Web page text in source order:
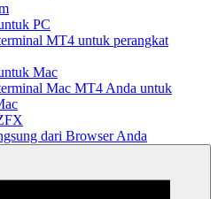
PC
MT4 untuk perangkat
Mac
Mac MT4 Anda untuk
dari Browser Anda